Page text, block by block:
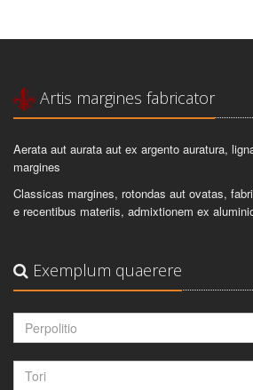
Artis margines fabricator
Aerata aut aurata aut ex argento auratura,
margines
Classicas margines, rotondas aut ovatas,
e recentibus materiis, admixtionem ex
Exemplum quaerere